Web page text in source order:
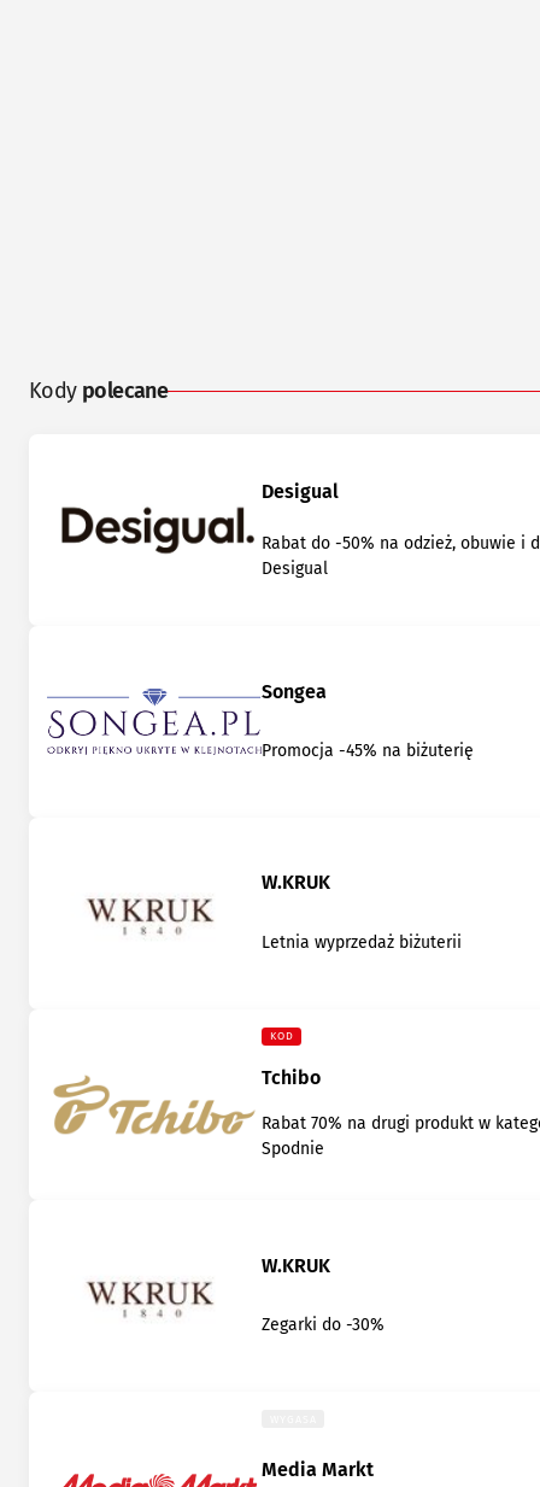
Kody polecane
Desigual
Rabat do -50% na odzież, obuwie i
Desigual
Songea
Promocja -45% na biżuterię
W.KRUK
Letnia wyprzedaż biżuterii
KOD
Tchibo
Rabat 70% na drugi produkt w
Spodnie
W.KRUK
Zegarki do -30%
Media Markt